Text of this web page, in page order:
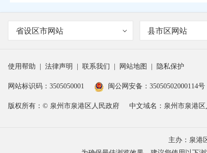
省设区市网站 县市区网站
使用帮助 法律声明 联系我们 网站地图 隐私保护
网站标识码：3505050001 闽公网安备：35050502000114号
版权所有：© 泉州市泉港区人民政府 中文域名：泉州市泉港
主办：泉港